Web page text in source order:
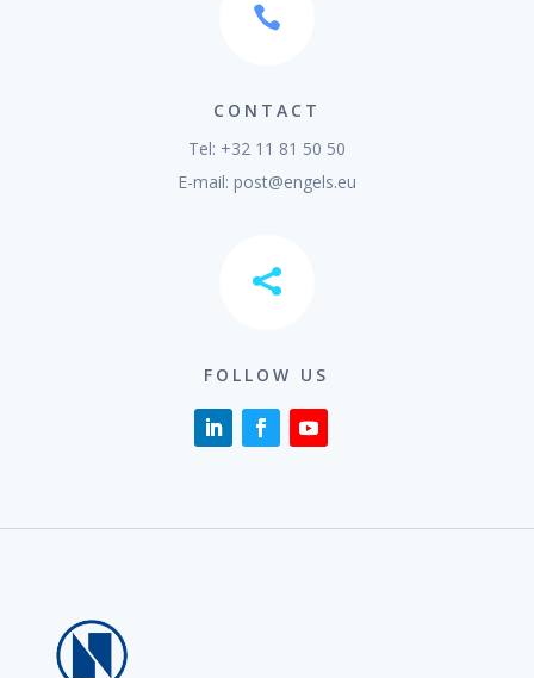

CONTACT
Tel: +32 11 81 50 50
E-mail: post@engels.eu

FOLLOW US